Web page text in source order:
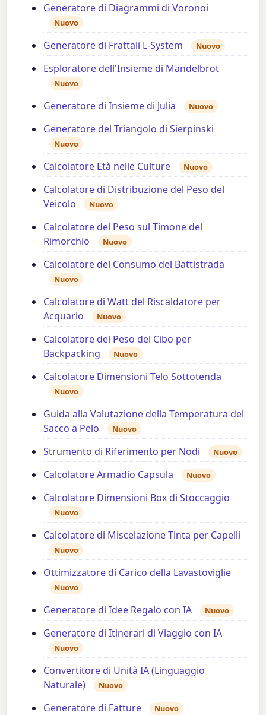
Generatore di Diagrammi di Voronoi
Nuovo
Generatore di Frattali L-System Nuovo
Esploratore dell'Insieme di Mandelbrot
Nuovo
Generatore di Insieme di Julia Nuovo
Generatore del Triangolo di Sierpinski
Nuovo
Calcolatore Età nelle Culture Nuovo
Calcolatore di Distribuzione del Peso del
Veicolo
Nuovo
Calcolatore del Peso sul Timone del
Rimorchio
Nuovo
Calcolatore del Consumo del Battistrada
Nuovo
Calcolatore di Watt del Riscaldatore per
Acquario
Nuovo
Calcolatore del Peso del Cibo per
Backpacking
Nuovo
Calcolatore Dimensioni Telo Sottotenda
Nuovo
Guida alla Valutazione della Temperatura del
Sacco a Pelo
Nuovo
Strumento di Riferimento per Nodi Nuovo
Calcolatore Armadio Capsula Nuovo
Calcolatore Dimensioni Box di Stoccaggio
Nuovo
Calcolatore di Miscelazione Tinta per Capelli
Nuovo
Ottimizzatore di Carico della Lavastoviglie
Nuovo
Generatore di Idee Regalo con IA Nuovo
Generatore di Itinerari di Viaggio con IA
Nuovo
Convertitore di Unità IA (Linguaggio
Naturale)
Nuovo
Generatore di Fatture Nuovo